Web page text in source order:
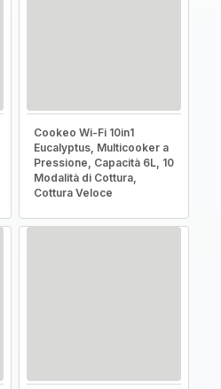
Cookeo Wi-Fi 10in1
Eucalyptus, Multicooker a
Pressione, Capacità 6L, 10
Modalità di Cottura,
Cottura Veloce